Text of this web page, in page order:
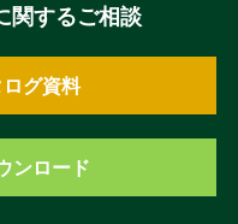
関するご相談
グ資料
ンロード